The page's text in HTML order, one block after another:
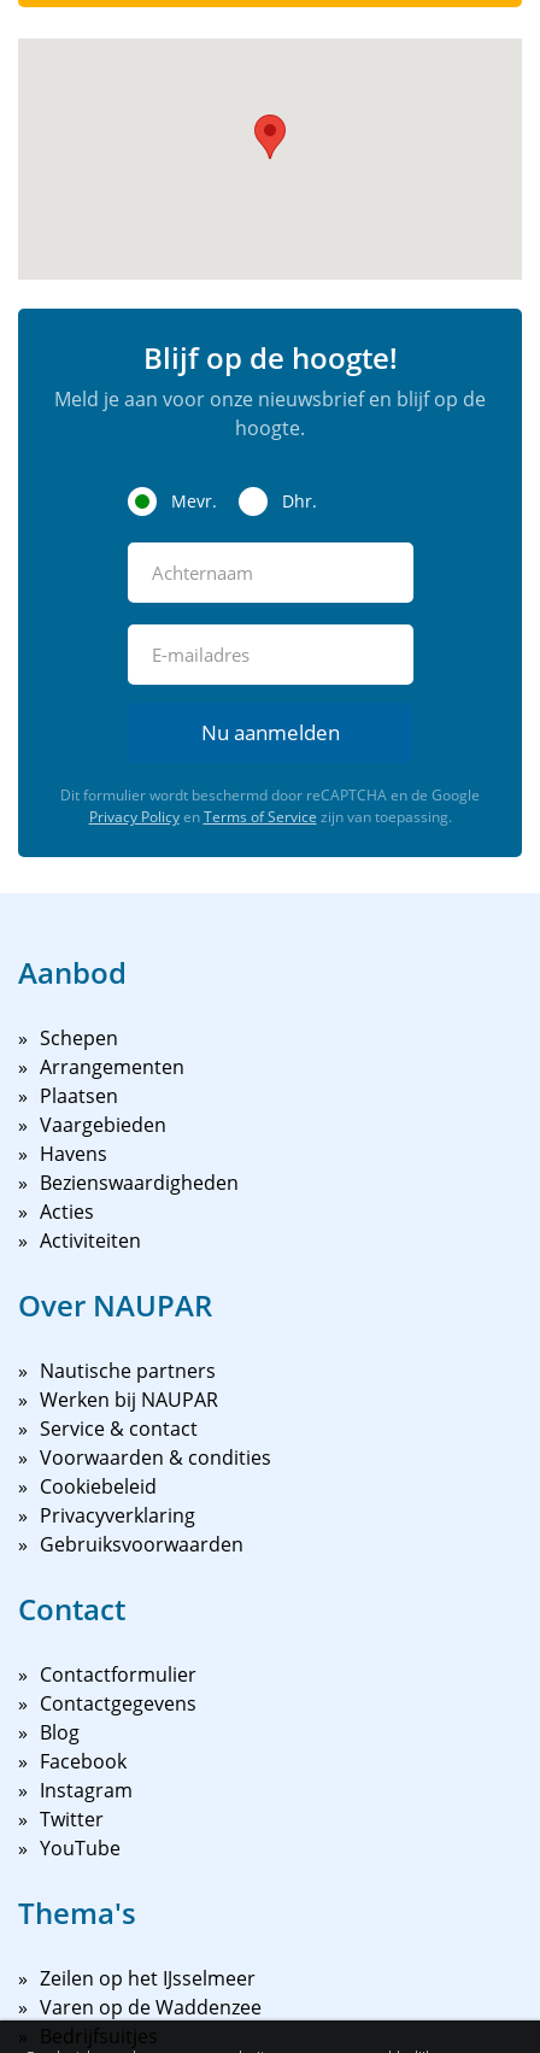
Blijf op de hoogte!
Meld je aan voor onze nieuwsbrief en blijf op de
hoogte.
Mevr. Dhr.
Nu aanmelden
Dit formulier wordt beschermd door reCAPTCHA en de Google
Privacy PolicyenTerms of Service zijn van toepassing.
Aanbod
Schepen
Arrangementen
Plaatsen
Vaargebieden
Havens
Bezienswaardigheden
Acties
Activiteiten
Over NAUPAR
Nautische partners
Werken bij NAUPAR
Service & contact
Voorwaarden & condities
Cookiebeleid
Privacyverklaring
Gebruiksvoorwaarden
Contact
Contactformulier
Contactgegevens
Blog
Facebook
Instagram
Twitter
YouTube
Thema's
Zeilen op het IJsselmeer
Varen op de Waddenzee
Bedrijfsuitjes